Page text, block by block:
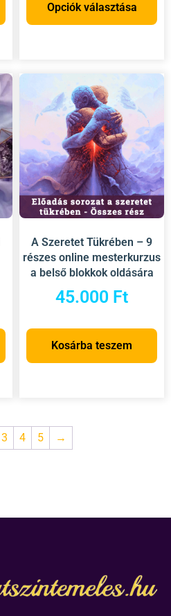
Opciók választása
A Szeretet Tükrében – 9
részes online mesterkurzus
a belső blokkok oldására
45.000 Ft
Kosárba teszem
3 4 5 →